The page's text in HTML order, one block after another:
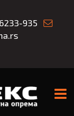
935